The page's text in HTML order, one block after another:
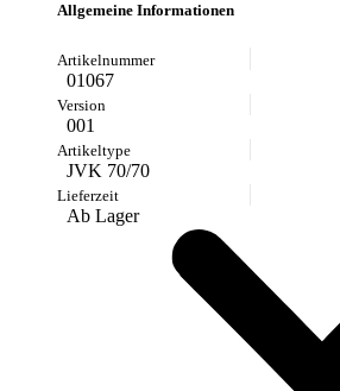
Allgemeine Informationen
01067
001
JVK 70/70
Ab Lager